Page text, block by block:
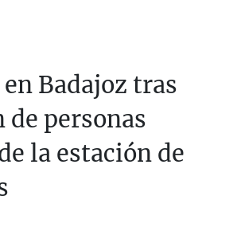
Badajoz tras
personas
la estación de